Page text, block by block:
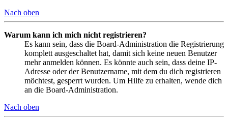
Nach oben
Warum kann ich mich nicht registrieren?
Es kann sein, dass die Board-Administration die Registrierung
komplett ausgeschaltet hat, damit sich keine neuen Benutzer
mehr anmelden können. Es könnte auch sein, dass deine IP-
Adresse oder der Benutzername, mit dem du dich registrieren
möchtest, gesperrt wurden. Um Hilfe zu erhalten, wende dich
an die Board-Administration.
Nach oben